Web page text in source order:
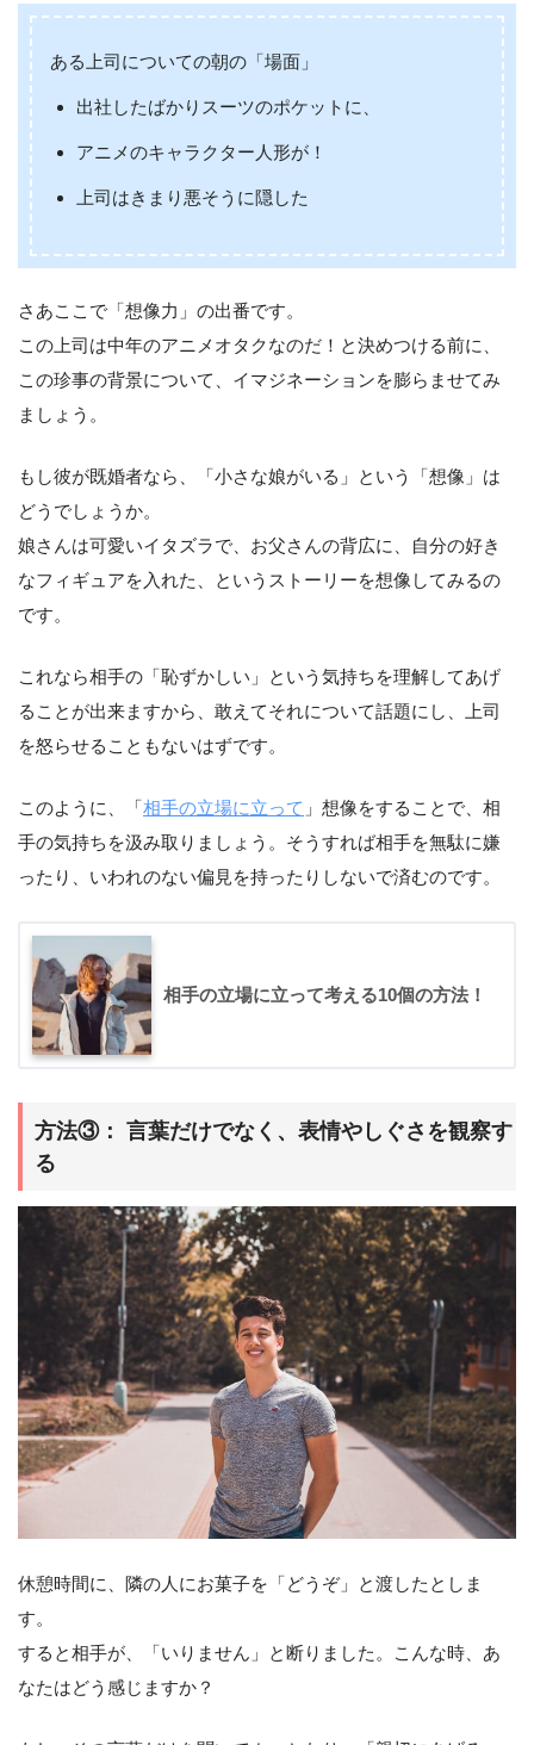
ある上司についての朝の「場面」
出社したばかりスーツのポケットに、
アニメのキャラクター人形が！
上司はきまり悪そうに隠した
さあここで「想像力」の出番です。
この上司は中年のアニメオタクなのだ！と決めつける前に、
この珍事の背景について、イマジネーションを膨らませてみ
ましょう。
もし彼が既婚者なら、「小さな娘がいる」という「想像」は
どうでしょうか。
娘さんは可愛いイタズラで、お父さんの背広に、自分の好き
なフィギュアを入れた、というストーリーを想像してみるの
です。
これなら相手の「恥ずかしい」という気持ちを理解してあげ
ることが出来ますから、敢えてそれについて話題にし、上司
を怒らせることもないはずです。
このように、「相手の立場に立って 」想像をすることで、相
手の気持ちを汲み取りましょう。そうすれば相手を無駄に嫌
ったり、いわれのない偏見を持ったりしないで済むのです。
相手の立場に立って考える10個の方法！
方法③： 言葉だけでなく、表情やしぐさを観察す
る
休憩時間に、隣の人にお菓子を「どうぞ」と渡したとしま
す。
すると相手が、「いりません」と断りました。こんな時、あ
なたはどう感じますか？